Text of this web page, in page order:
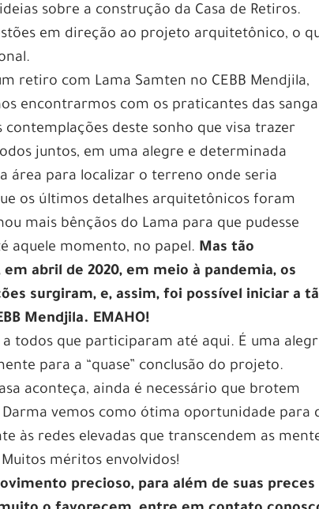
sobre a construção da Casa de Retiros.
em direção ao projeto arquitetônico, o
retiro com Lama Samten no CEBB Mendjila,
encontrarmos com os praticantes das
deste sonho que visa trazer
juntos, em uma alegre e determinada
área para localizar o terreno onde seria
os últimos detalhes arquitetônicos foram
mais bênçãos do Lama para que pudesse
aquele momento, no papel. Mas tão
abril de 2020, em meio à pandemia, os
surgiram, e, assim, foi possível iniciar a
Mendjila. EMAHO!
todos que participaram até aqui. É uma
para a “quase” conclusão do projeto.
aconteça, ainda é necessário que brotem
vemos como ótima oportunidade para
às redes elevadas que transcendem as
méritos envolvidos!
precioso, para além de suas preces